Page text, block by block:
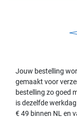
Jouw bestelling
gemaakt voor
bestelling zo goed
is dezelfde
€ 49 binnen NL en